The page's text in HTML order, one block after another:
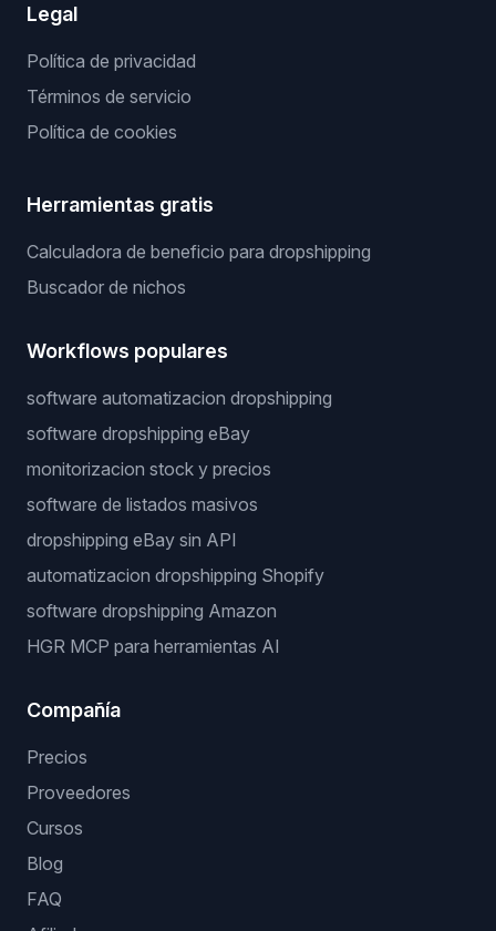
Legal
Política de privacidad
Términos de servicio
Política de cookies
Herramientas gratis
Calculadora de beneficio para dropshipping
Buscador de nichos
Workflows populares
software automatizacion dropshipping
software dropshipping eBay
monitorizacion stock y precios
software de listados masivos
dropshipping eBay sin API
automatizacion dropshipping Shopify
software dropshipping Amazon
HGR MCP para herramientas AI
Compañía
Precios
Proveedores
Cursos
Blog
FAQ